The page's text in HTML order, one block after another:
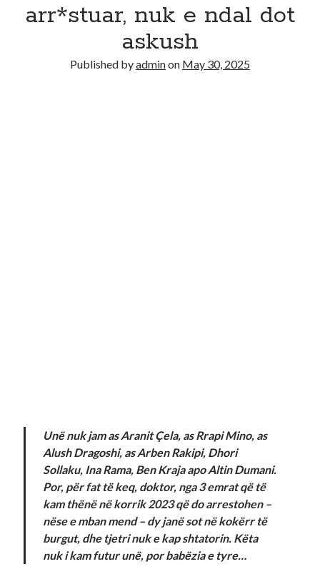
arr*stuar, nuk e ndal dot
askush
Published byadminon May 30, 2025
Unë nuk jam as Aranit Çela, as Rrapi Mino, as
Alush Dragoshi, as Arben Rakipi, Dhori
Sollaku, Ina Rama, Ben Kraja apo Altin Dumani.
Por, për fat të keq, doktor, nga 3 emrat që të
kam thënë në korrik 2023 që do arrestohen –
nëse e mban mend – dy janë sot në kokërr të
burgut, dhe tjetri nuk e kap shtatorin. Këta
nuk i kam futur unë, por babëzia e tyre…